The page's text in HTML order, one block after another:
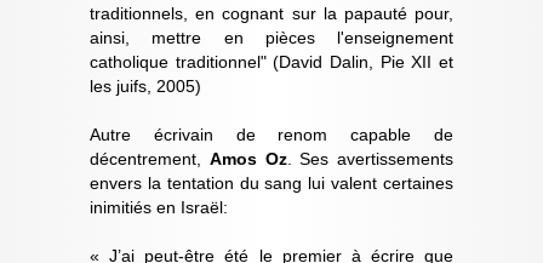
traditionnels, en cognant sur la papauté pour,
ainsi, mettre en pièces l'enseignement
catholique traditionnel" (David Dalin, Pie XII et
les juifs, 2005)
Autre écrivain de renom capable de
décentrement, Amos Oz. Ses avertissements
envers la tentation du sang lui valent certaines
inimitiés en Israël:
« J’ai peut-être été le premier à écrire que